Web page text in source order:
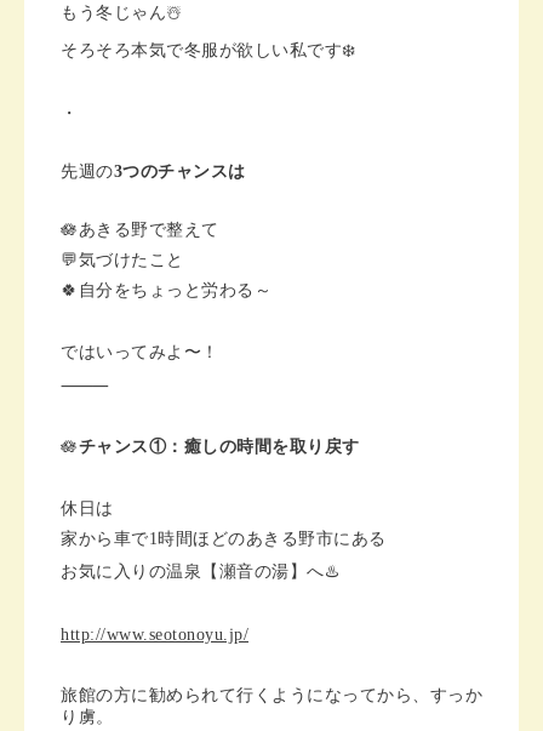
もう冬じゃん☃️
そろそろ本気で冬服が欲しい私です❄️
・
先週の3つのチャンスは
🪷あきる野で整えて
💬気づけたこと
🍀自分をちょっと労わる～
ではいってみよ〜！
⸻
🪷チャンス①：癒しの時間を取り戻す
休日は
家から車で1時間ほどのあきる野市にある
お気に入りの温泉【瀬音の湯】へ♨️
http://www.seotonoyu.jp/
旅館の方に勧められて行くようになってから、すっか
り虜。